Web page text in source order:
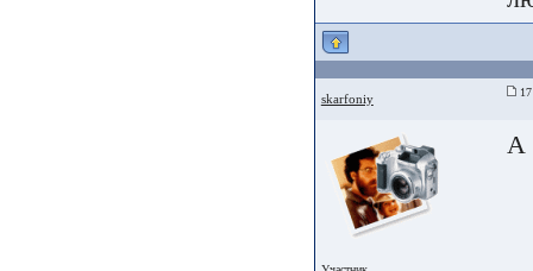
skarfoniy 17
А